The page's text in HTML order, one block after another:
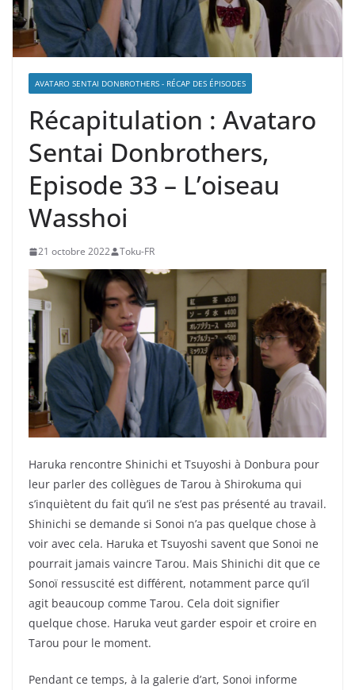
AVATARO SENTAI DONBROTHERS - RÉCAP DES ÉPISODES
Récapitulation : Avataro
Sentai Donbrothers,
Episode 33 – L’oiseau
Wasshoi
21 octobre 2022 Toku-FR
Haruka rencontre Shinichi et Tsuyoshi à Donbura pour
leur parler des collègues de Tarou à Shirokuma qui
s’inquiètent du fait qu’il ne s’est pas présenté au travail.
Shinichi se demande si Sonoi n’a pas quelque chose à
voir avec cela. Haruka et Tsuyoshi savent que Sonoi ne
pourrait jamais vaincre Tarou. Mais Shinichi dit que ce
Sonoï ressuscité est différent, notamment parce qu’il
agit beaucoup comme Tarou. Cela doit signifier
quelque chose. Haruka veut garder espoir et croire en
Tarou pour le moment.
Pendant ce temps, à la galerie d’art, Sonoi informe